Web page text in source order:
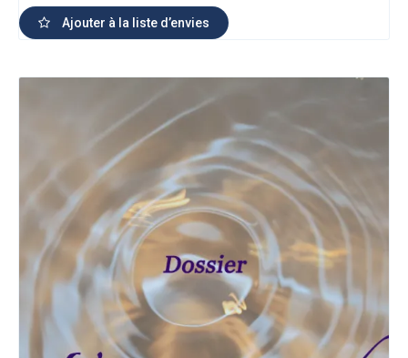
Ajouter à la liste d’envies